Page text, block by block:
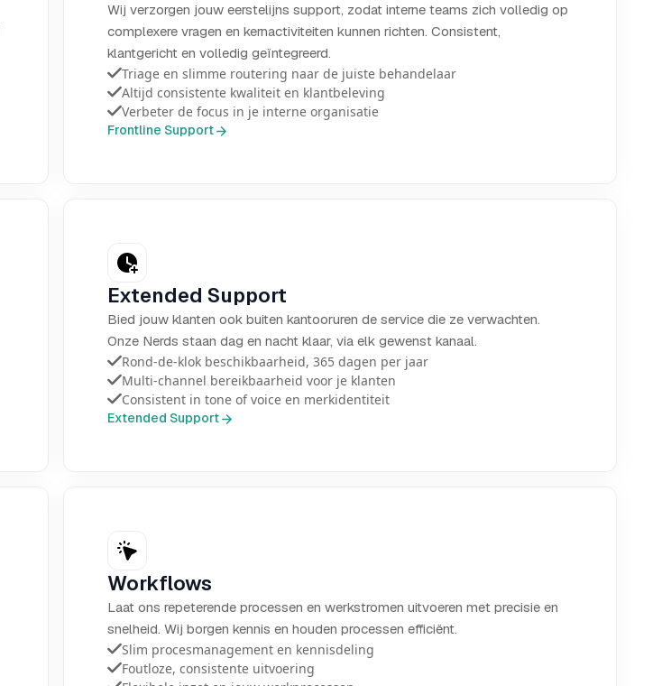
Wij verzorgen jouw eerstelijns support, zodat interne teams zich volledig op
complexere vragen en kernactiviteiten kunnen richten. Consistent,
klantgericht en volledig geïntegreerd.
Triage en slimme routering naar de juiste behandelaar
Altijd consistente kwaliteit en klantbeleving
Verbeter de focus in je interne organisatie
Frontline Support
Extended Support
Bied jouw klanten ook buiten kantooruren de service die ze verwachten.
Onze Nerds staan dag en nacht klaar, via elk gewenst kanaal.
Rond-de-klok beschikbaarheid, 365 dagen per jaar
Multi-channel bereikbaarheid voor je klanten
Consistent in tone of voice en merkidentiteit
Extended Support
Workflows
Laat ons repeterende processen en werkstromen uitvoeren met precisie en
snelheid. Wij borgen kennis en houden processen efficiënt.
Slim procesmanagement en kennisdeling
Foutloze, consistente uitvoering